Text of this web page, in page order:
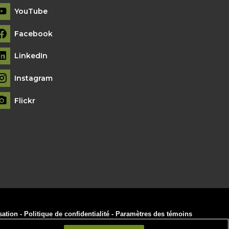
YouTube
Facebook
LinkedIn
Instagram
Flickr
- Politique de confidentialité - Paramètres des témoins